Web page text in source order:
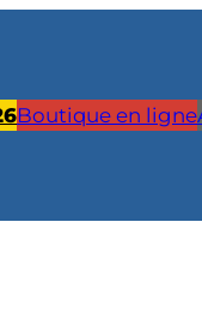
Boutique en ligne